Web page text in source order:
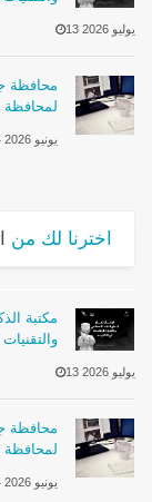
13 يوليو 2026
محافظة
لمحافظة
14 يونيو 2026
اخترنا لك من
مكتبة
13 يوليو 2026
محافظة
لمحافظة
14 يونيو 2026